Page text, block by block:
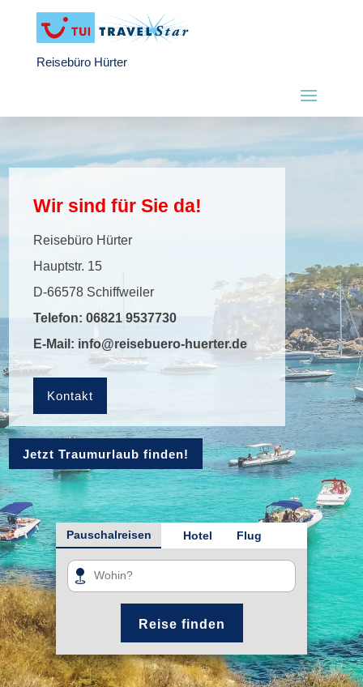
Reisebüro Hürter
Wir sind für Sie da!
Reisebüro Hürter
Hauptstr. 15
D-66578 Schiffweiler
Telefon:06821 9537730
E-Mail: info@reisebuero-huerter.de
Kontakt
Jetzt Traumurlaub finden!
Pauschalreisen Hotel Flug
Reise finden